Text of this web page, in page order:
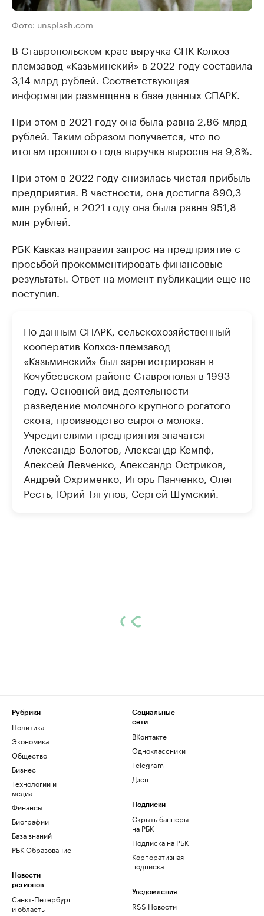
Фото: unsplash.com
В Ставропольском крае выручка СПК Колхоз-
племзавод «Казьминский» в 2022 году составила
3,14 млрд рублей. Соответствующая
информация размещена в базе данных СПАРК.
При этом в 2021 году она была равна 2,86 млрд
рублей. Таким образом получается, что по
итогам прошлого года выручка выросла на 9,8%.
При этом в 2022 году снизилась чистая прибыль
предприятия. В частности, она достигла 890,3
млн рублей, в 2021 году она была равна 951,8
млн рублей.
РБК Кавказ направил запрос на предприятие с
просьбой прокомментировать финансовые
результаты. Ответ на момент публикации еще не
поступил.
По данным СПАРК, сельскохозяйственный
кооператив Колхоз-племзавод
«Казьминский» был зарегистрирован в
Кочубеевском районе Ставрополья в 1993
году. Основной вид деятельности —
разведение молочного крупного рогатого
скота, производство сырого молока.
Учредителями предприятия значатся
Александр Болотов, Александр Кемпф,
Алексей Левченко, Александр Остриков,
Андрей Охрименко, Игорь Панченко, Олег
Ресть, Юрий Тягунов, Сергей Шумский.
Рубрики
Политика
Экономика
Общество
Бизнес
Технологии и
медиа
Финансы
Биографии
База знаний
РБК Образование
Новости
регионов
Санкт-Петербург
и область
Социальные
сети
ВКонтакте
Одноклассники
Telegram
Дзен
Подписки
Скрыть баннеры
на РБК
Подписка на РБК
Корпоративная
подписка
Уведомления
RSS Новости